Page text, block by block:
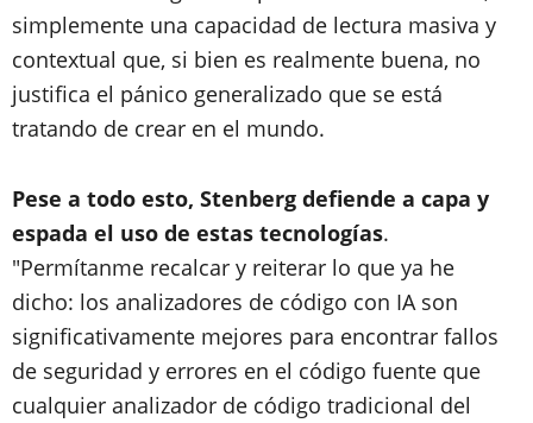
simplemente una capacidad de lectura masiva y
contextual que, si bien es realmente buena, no
justifica el pánico generalizado que se está
tratando de crear en el mundo.
Pese a todo esto, Stenberg defiende a capa y
espada el uso de estas tecnologías.
"Permítanme recalcar y reiterar lo que ya he
dicho: los analizadores de código con IA son
significativamente mejores para encontrar fallos
de seguridad y errores en el código fuente que
cualquier analizador de código tradicional del